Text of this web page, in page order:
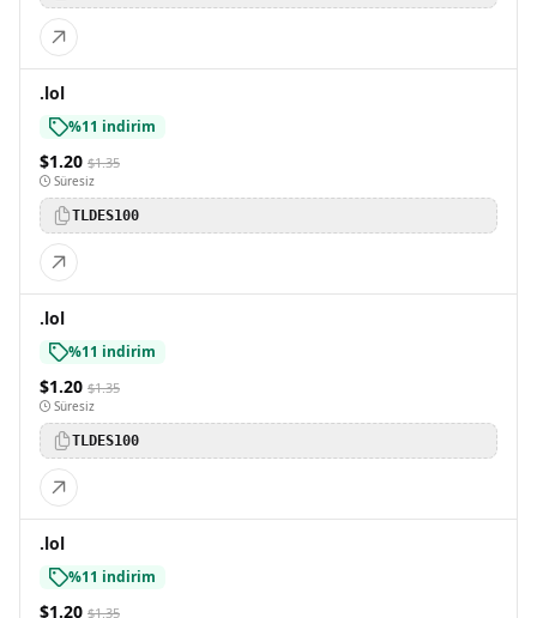
.lol
%11 indirim
$1.20 $1.35
Süresiz
TLDES100
.lol
%11 indirim
$1.20 $1.35
Süresiz
TLDES100
.lol
%11 indirim
$1.20 $1.35